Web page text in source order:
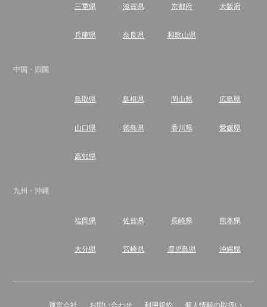
三重県 滋賀県 京都府 大阪府
兵庫県 奈良県 和歌山県
中国・四国
鳥取県 島根県 岡山県 広島県
山口県 徳島県 香川県 愛媛県
高知県
九州・沖縄
福岡県 佐賀県 長崎県 熊本県
大分県 宮崎県 鹿児島県 沖縄県
運営会社 お問い合わせ 利用規約 個人情報の取扱い